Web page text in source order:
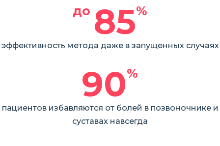
до 85%
эффективность метода даже в запущенных случаях
90%
пациентов избавляются от болей в позвоночнике и
суставах навсегда